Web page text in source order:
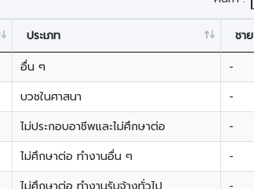
ประเภท ชาย
อื่น ๆ -
บวชในศาสนา -
ไม่ประกอบอาชีพและไม่ศึกษาต่อ -
ไม่ศึกษาต่อ ทำงานอื่น ๆ -